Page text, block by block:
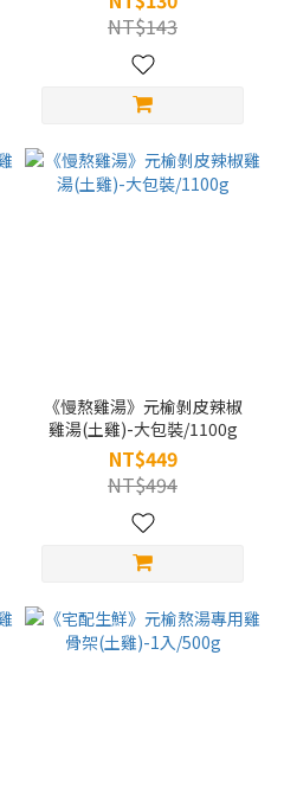
NT$143
《慢熬雞湯》元榆剝皮辣椒
雞湯(土雞)-大包裝/1100g
NT$449
NT$494